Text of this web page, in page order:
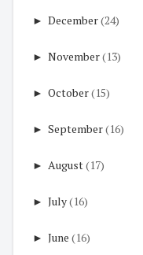
► December(24)
► November(13)
► October(15)
► September(16)
► August(17)
► July(16)
► June (16)